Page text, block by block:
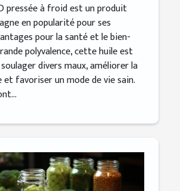
pressée à froid est un produit
en popularité pour ses
pour la santé et le bien-
polyvalence, cette huile est
divers maux, améliorer la
et favoriser un mode de vie sain.